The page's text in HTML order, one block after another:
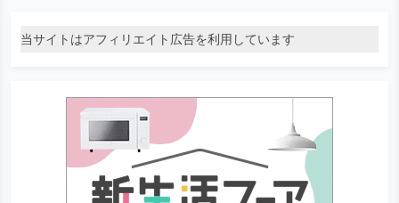
当サイトはアフィリエイト広告を利用しています